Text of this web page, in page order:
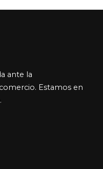
ante la
Estamos en